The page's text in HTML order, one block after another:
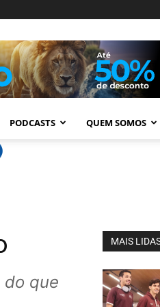
PODCASTS QUEM SOMOS
que
MAIS